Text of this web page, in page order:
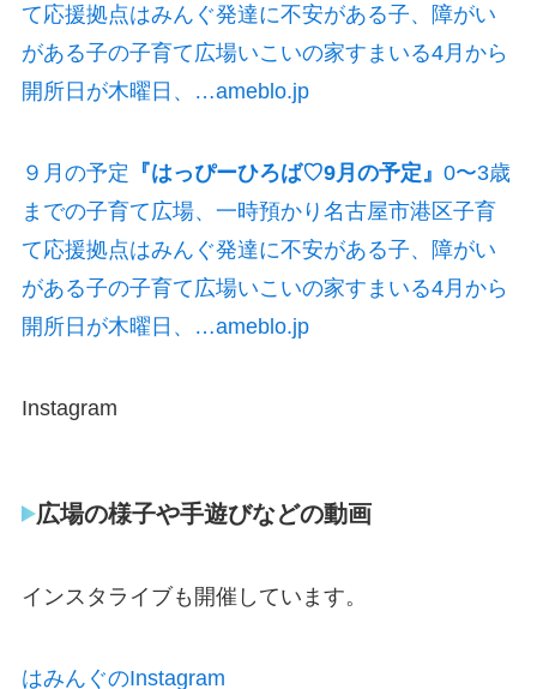
て応援拠点はみんぐ発達に不安がある子、障がい
がある子の子育て広場いこいの家すまいる4月から
開所日が木曜日、…ameblo.jp
９月の予定 『はっぴーひろば♡9月の予定』 0〜3歳
までの子育て広場、一時預かり名古屋市港区子育
て応援拠点はみんぐ発達に不安がある子、障がい
がある子の子育て広場いこいの家すまいる4月から
開所日が木曜日、…ameblo.jp
Instagram
広場の様子や手遊びなどの動画
インスタライブも開催しています。
はみんぐのInstagram